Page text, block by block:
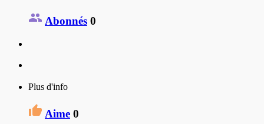
Abonnés 0
Plus d'info
Aime 0